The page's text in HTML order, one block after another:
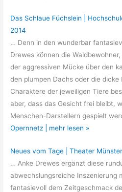
Das Schlaue Füchslein |
2014
… Denn in den wunderbar
Drewes können die
der aggressiven Mücke über den
den plumpen Dachs oder die dicke
Charaktere der jeweiligen Tiere
aber, dass das Gesicht frei bleibt,
Menschen-Darstellern gespielt
Opernnetz | mehr lesen »
Neues vom Tage | Theater
… Anke Drewes ergänzt diese
abwechslungsreiche Inszenierung
fantasievoll dem Zeitgeschmack